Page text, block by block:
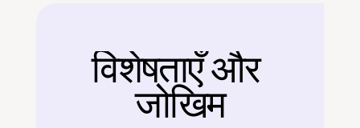
बैक
विशेषताएँ और
जोखिम